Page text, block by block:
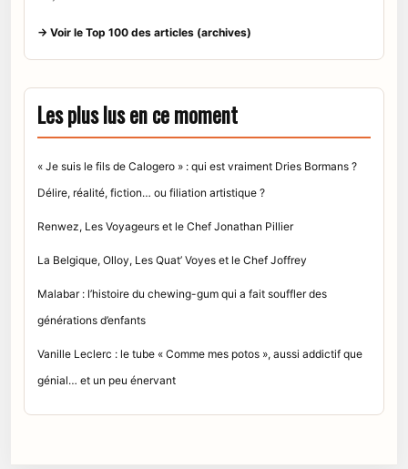
→ Voir le Top 100 des articles (archives)
Les plus lus en ce moment
« Je suis le fils de Calogero » : qui est vraiment Dries Bormans ?
Délire, réalité, fiction… ou filiation artistique ?
Renwez, Les Voyageurs et le Chef Jonathan Pillier
La Belgique, Olloy, Les Quat’ Voyes et le Chef Joffrey
Malabar : l’histoire du chewing-gum qui a fait souffler des
générations d’enfants
Vanille Leclerc : le tube « Comme mes potos », aussi addictif que
génial… et un peu énervant